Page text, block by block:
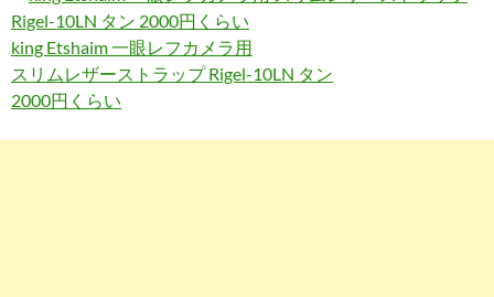
king Etshaim 一眼レフカメラ用
スリムレザーストラップ Rigel-10LN タン
2000円くらい